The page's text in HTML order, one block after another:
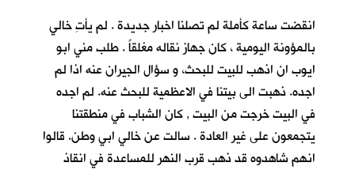
انقضت ساعة كأملة لم تصلنا اخبار جديدة . لم يأتِ خالي
بالمؤونة اليومية ، كان جهاز نقاله مغلقاً . طلب مني ابو
ايوب ان اذهب للبيت للبحث، و سؤال الجيران عنه اذا لم
اجده. ذهبت الى بيتنا في الاعظمية للبحث عنه. لم اجده
في البيت خرجت من البيت , كان الشباب في منطقتنا
يتجمعون على غير العادة . سالت عن خالي ابي وطن. قالوا
انهم شاهدوه قد ذهب قرب النهر للمساعدة في انقاذ